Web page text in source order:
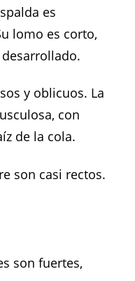
es
lomo es corto,
y oblicuos. La
con
de la cola.
son casi rectos.
son fuertes,